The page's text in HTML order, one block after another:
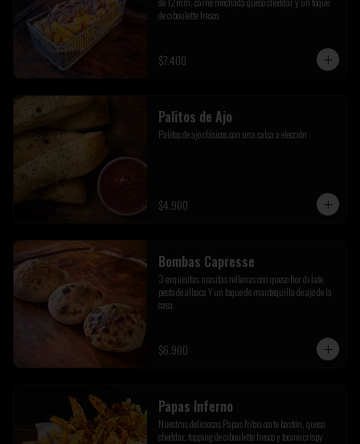
de ciboulette fresco
$7.400
Palitos de Ajo
Palitos de ajo clásicos con una salsa a elección
$4.900
Bombas Capresse
3 exquisitas masitas rellenas con queso fior di late
pesto de albaca Y un toque de mantequilla de ajo de la
casa.
$6.900
Papas Inferno
Nuestras deliciosas Papas fritas corte bastón, queso
cheddar, topping de ciboulette fresco y tocino crispy